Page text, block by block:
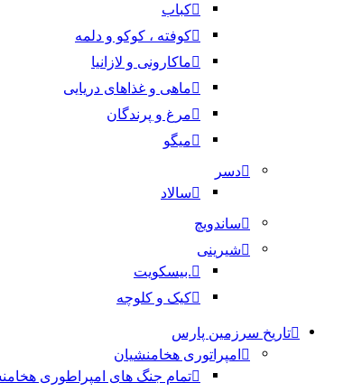
کباب
کوفته ، کوکو و دلمه
ماکارونی و لازانیا
ماهی و غذاهای دریایی
مرغ و پرندگان
میگو
دسر
سالاد
ساندویچ
شیرینی
.بیسکویت
کیک و کلوچه
تاریخ سرزمین پارس
امپراتوری هخامنشیان
تمام جنگ های امپراطوری